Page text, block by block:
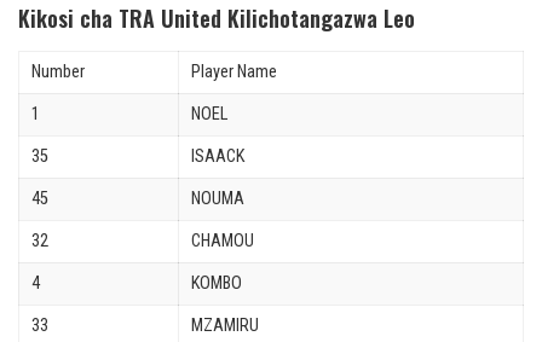
Kikosi cha TRA United Kilichotangazwa Leo
Number Player Name
1 NOEL
35 ISAACK
45 NOUMA
32 CHAMOU
4 KOMBO
33 MZAMIRU